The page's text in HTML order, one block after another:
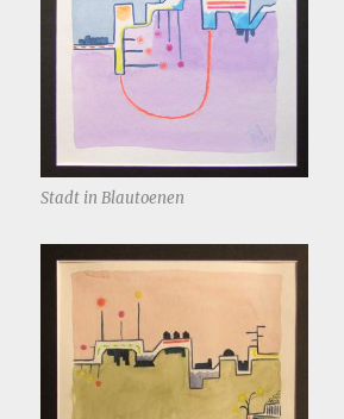
Stadt in Blautoenen